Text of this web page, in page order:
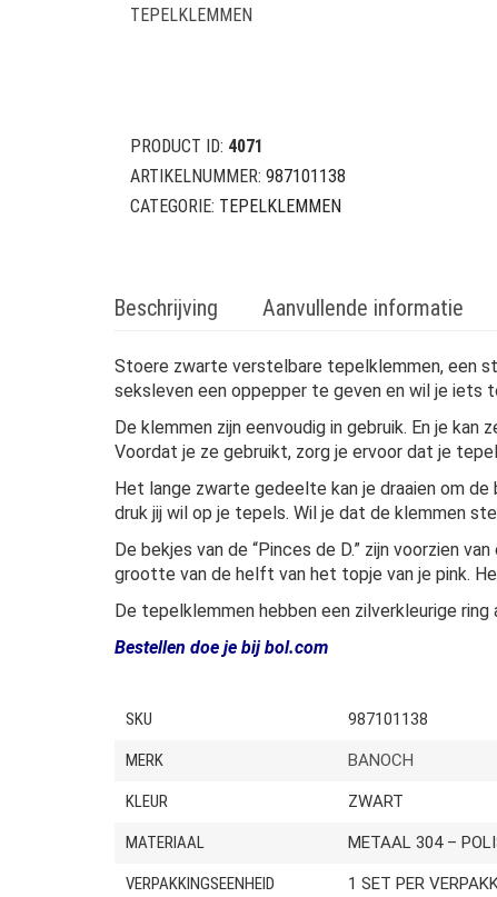
TEPELKLEMMEN
PRODUCT ID: 4071
ARTIKELNUMMER: 987101138
CATEGORIE: TEPELKLEMMEN
Beschrijving Aanvullende informatie
Stoere zwarte verstelbare tepelklemmen, een
seksleven een oppepper te geven en wil je iets
De klemmen zijn eenvoudig in gebruik. En je
Voordat je ze gebruikt, zorg je ervoor dat je
Het lange zwarte gedeelte kan je draaien om
druk jij wil op je tepels. Wil je dat de klemmen
De bekjes van de “Pinces de D.” zijn voorzien
grootte van de helft van het topje van je pink.
De tepelklemmen hebben een zilverkleurige
Bestellen doe je bij bol.com
SKU 987101138
MERK BANOCH
KLEUR ZWART
MATERIAAL METAAL 304 –
VERPAKKINGSEENHEID 1 SET PER